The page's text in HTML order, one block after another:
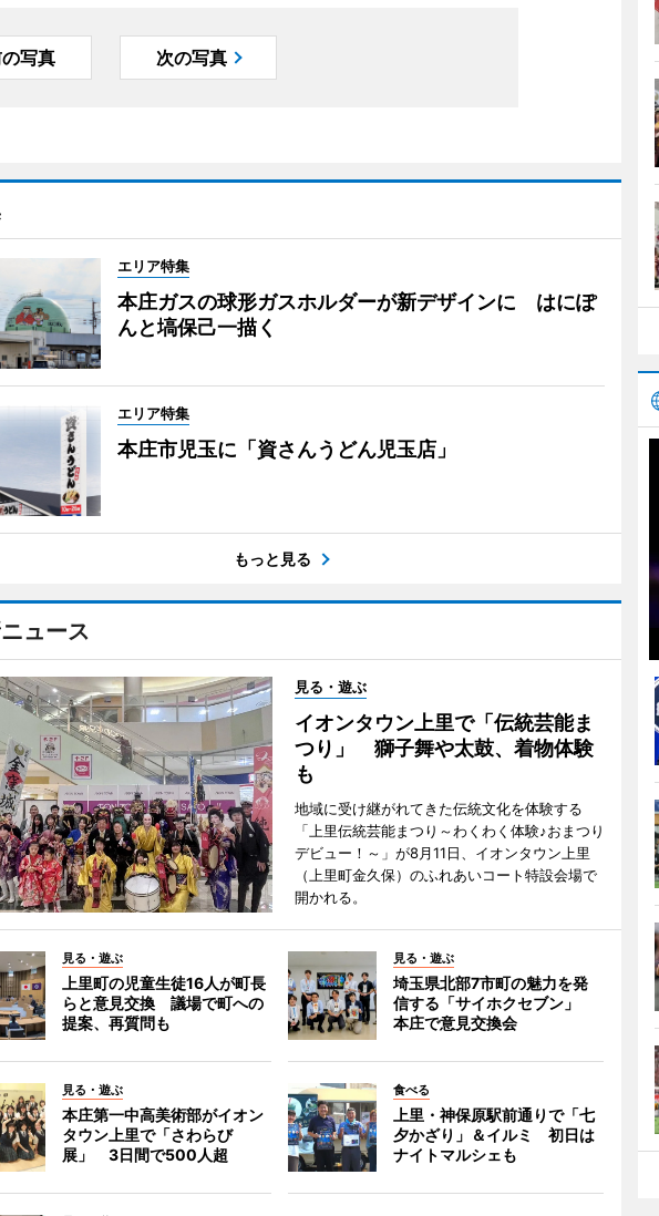
写真 次の写真
エリア特集
本庄ガスの球形ガスホルダーが新デザインに はにぽ
んと塙保己一描く
エリア特集
本庄市児玉に「資さんうどん児玉店」
もっと見る
ュース
見る・遊ぶ
イオンタウン上里で「伝統芸能ま
つり」 獅子舞や太鼓、着物体験
も
地域に受け継がれてきた伝統文化を体験する
「上里伝統芸能まつり～わくわく体験♪おまつり
デビュー！～」が8月11日、イオンタウン上里
（上里町金久保）のふれあいコート特設会場で
開かれる。
見る・遊ぶ
上里町の児童生徒16人が町長
らと意見交換 議場で町への
提案、再質問も
見る・遊ぶ
埼玉県北部7市町の魅力を発
信する「サイホクセブン」
本庄で意見交換会
見る・遊ぶ
本庄第一中高美術部がイオン
タウン上里で「さわらび
展」 3日間で500人超
食べる
上里・神保原駅前通りで「七
夕かざり」＆イルミ 初日は
ナイトマルシェも